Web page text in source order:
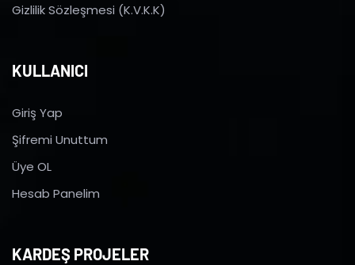
Gizlilik Sözleşmesi (K.V.K.K)
KULLANICI
Giriş Yap
Şifremi Unuttum
Üye OL
Hesab Panelim
KARDEŞ PROJELER